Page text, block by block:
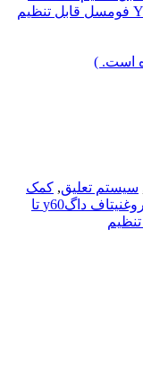
کمک فنر جلو و عقب نیسان سافاری Y61-60 فومسل قابل تنظیم
است. )
سیستم تعلیق, کمک
فوم سل روغنیتاف داگy60 تا